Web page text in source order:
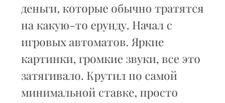
деньги, которые обычно тратятся
на какую-то ерунду. Начал с
игровых автоматов. Яркие
картинки, громкие звуки, все это
затягивало. Крутил по самой
минимальной ставке, просто